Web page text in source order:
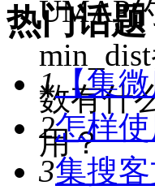
UMAP
数有什
用？
热门话题
1【集
2怎样
3集搜